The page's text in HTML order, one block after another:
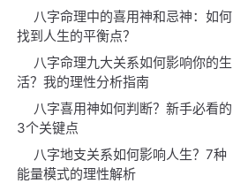
八字命理中的喜用神和忌神：如何
找到人生的平衡点？
八字命理九大关系如何影响你的生
活？我的理性分析指南
八字喜用神如何判断？新手必看的
3个关键点
八字地支关系如何影响人生？7种
能量模式的理性解析